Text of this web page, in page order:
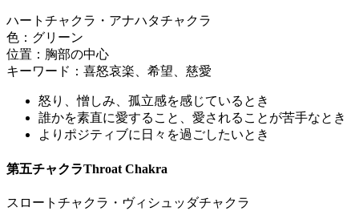
ハートチャクラ・アナハタチャクラ
色：グリーン
位置：胸部の中心
キーワード：喜怒哀楽、希望、慈愛
怒り、憎しみ、孤立感を感じているとき
誰かを素直に愛すること、愛されることが苦手なとき
よりポジティブに日々を過ごしたいとき
第五チャクラThroat Chakra
スロートチャクラ・ヴィシュッダチャクラ